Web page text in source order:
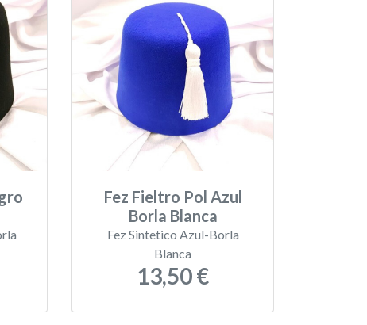
Fez Fieltro Pol Azul
Borla Blanca
Fez Sintetico Azul-Borla
Blanca
13,50 €